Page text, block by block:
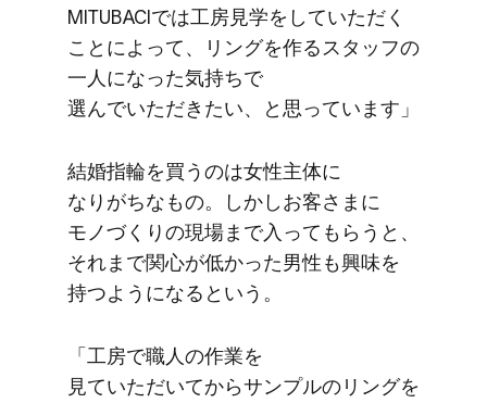
MITUBACIでは​工房見学を​していただく​
ことに​よって、​リングを​作る​スタッフの​
一人に​なった​気持ちで​
選んでいただきたい、と​思っています」
結婚​指輪を​買うのは​女性主体に​
なりがちな​もの。​しかし​お客さまに​
モノづくりの​現場まで​入って​もらうと、​
それまで​関心が​低かった​男性も​興味を​
持つようになると​いう。
「工房で​職人の​作業を​
見ていただいてから​サンプルの​リングを​